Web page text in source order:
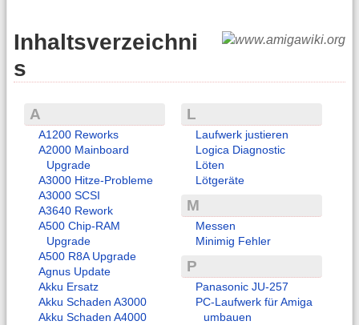
Inhaltsverzeichni
s
A
A1200 Reworks
A2000 Mainboard
Upgrade
A3000 Hitze-Probleme
A3000 SCSI
A3640 Rework
A500 Chip-RAM
Upgrade
A500 R8A Upgrade
Agnus Update
Akku Ersatz
Akku Schaden A3000
Akku Schaden A4000
L
Laufwerk justieren
Logica Diagnostic
Löten
Lötgeräte
M
Messen
Minimig Fehler
P
Panasonic JU-257
PC-Laufwerk für Amiga
umbauen